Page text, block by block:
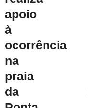
apoio
à
ocorrência
na
praia
da